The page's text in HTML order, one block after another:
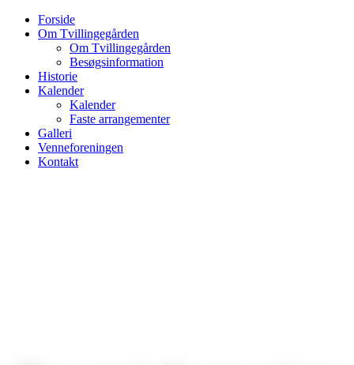
Forside
Om Tvillingegården
Om Tvillingegården
Besøgsinformation
Historie
Kalender
Kalender
Faste arrangementer
Galleri
Venneforeningen
Kontakt